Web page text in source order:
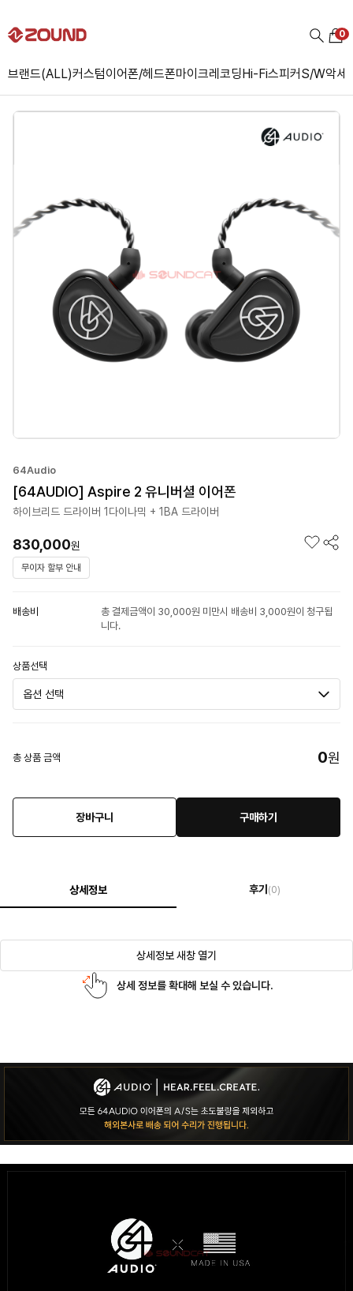
브랜드(ALL)커스텀이어폰/헤드폰마이크레코딩Hi-Fi스피커S/W악세
0
64Audio
[64AUDIO] Aspire 2 유니버셜 이어폰
하이브리드 드라이버 1다이나믹 + 1BA 드라이버
830,000원
무이자 할부 안내
배송비
총 결제금액이 30,000원 미만시 배송비 3,000원이 청구됩
니다.
상품선택
총 상품 금액 0원
장바구니 구매하기
상세정보 후기 (0)
상세정보 새창 열기
상세 정보를 확대해 보실 수 있습니다.